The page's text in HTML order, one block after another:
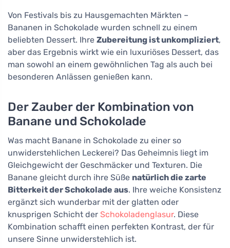
Von Festivals bis zu Hausgemachten Märkten –
Bananen in Schokolade wurden schnell zu einem
beliebten Dessert. Ihre Zubereitung ist unkompliziert,
aber das Ergebnis wirkt wie ein luxuriöses Dessert, das
man sowohl an einem gewöhnlichen Tag als auch bei
besonderen Anlässen genießen kann.
Der Zauber der Kombination von
Banane und Schokolade
Was macht Banane in Schokolade zu einer so
unwiderstehlichen Leckerei? Das Geheimnis liegt im
Gleichgewicht der Geschmäcker und Texturen. Die
Banane gleicht durch ihre Süße natürlich die zarte
Bitterkeit der Schokolade aus. Ihre weiche Konsistenz
ergänzt sich wunderbar mit der glatten oder
knusprigen Schicht der Schokoladenglasur. Diese
Kombination schafft einen perfekten Kontrast, der für
unsere Sinne unwiderstehlich ist.